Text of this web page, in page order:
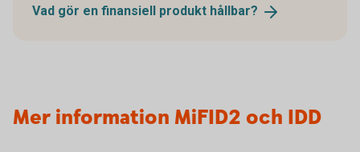
Vad gör en finansiell produkt hållbar?
Mer information MiFID2 och IDD